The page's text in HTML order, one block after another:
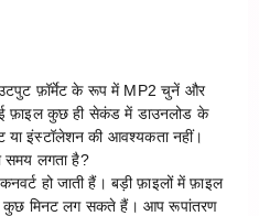
फ़ॉर्मेट के रूप में MP2 चुनें और
फ़ाइल कुछ ही सेकंड में डाउनलोड के
या इंस्टॉलेशन की आवश्यकता नहीं।
समय लगता है?
हो जाती हैं। बड़ी फ़ाइलों में फ़ाइल
कुछ मिनट लग सकते हैं। आप रूपांतरण